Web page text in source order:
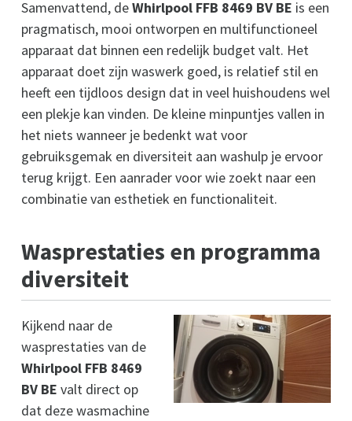
Samenvattend, deWhirlpool FFB 8469 BV BE is een
pragmatisch, mooi ontworpen en multifunctioneel
apparaat dat binnen een redelijk budget valt. Het
apparaat doet zijn waswerk goed, is relatief stil en
heeft een tijdloos design dat in veel huishoudens wel
een plekje kan vinden. De kleine minpuntjes vallen in
het niets wanneer je bedenkt wat voor
gebruiksgemak en diversiteit aan washulp je ervoor
terug krijgt. Een aanrader voor wie zoekt naar een
combinatie van esthetiek en functionaliteit.
Wasprestaties en programma
diversiteit
Kijkend naar de
wasprestaties van de
Whirlpool FFB 8469
BV BE valt direct op
dat deze wasmachine